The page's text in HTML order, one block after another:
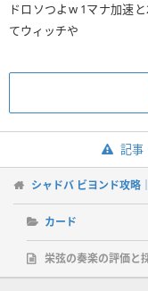
ドロソつよw 1マナ加速
てウィッチや
記事
シャドバ ビヨンド攻略
カード
栄弦の奏楽の評価と